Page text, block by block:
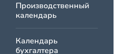
Производственный
календарь
Календарь
бухгалтера